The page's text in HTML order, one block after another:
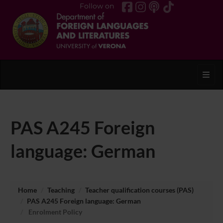
Follow on
PAS A245 Foreign
language: German
Home Teaching
Teacher qualification courses (PAS)
PAS A245 Foreign language: German
Enrolment Policy